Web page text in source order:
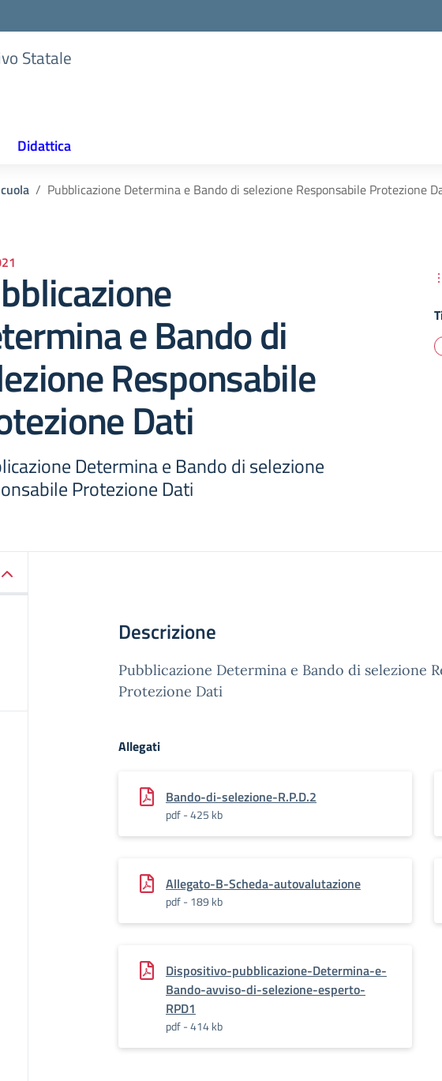
Statale
Didattica
Pubblicazione Determina e Bando di selezione Responsabile Protezione
e Bando di
Responsabile
Dati
Determina e Bando di selezione
Protezione Dati
Descrizione
Pubblicazione Determina e Bando di selezione
Protezione Dati
Allegati
Bando-di-selezione-R.P.D.2
pdf - 425 kb
Allegato-B-Scheda-autovalutazione
pdf - 189 kb
Dispositivo-pubblicazione-Determina-e-
Bando-avviso-di-selezione-esperto-
RPD1
pdf - 414 kb